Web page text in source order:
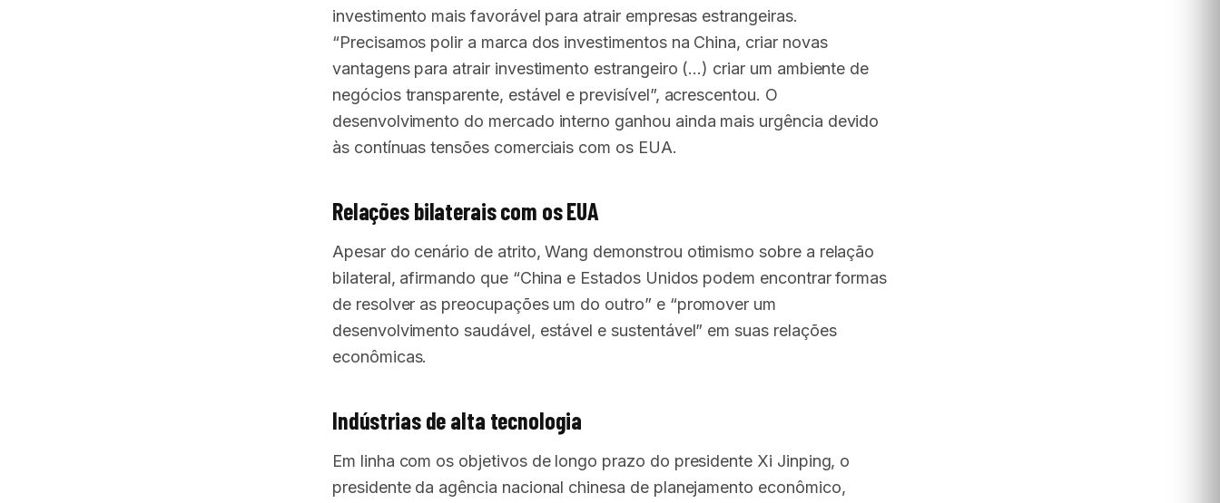
investimento mais favorável para atrair empresas estrangeiras.
“Precisamos polir a marca dos investimentos na China, criar novas
vantagens para atrair investimento estrangeiro (…) criar um ambiente de
negócios transparente, estável e previsível”, acrescentou. O
desenvolvimento do mercado interno ganhou ainda mais urgência devido
às contínuas tensões comerciais com os EUA.
Relações bilaterais com os EUA
Apesar do cenário de atrito, Wang demonstrou otimismo sobre a relação
bilateral, afirmando que “China e Estados Unidos podem encontrar formas
de resolver as preocupações um do outro” e “promover um
desenvolvimento saudável, estável e sustentável” em suas relações
econômicas.
Indústrias de alta tecnologia
Em linha com os objetivos de longo prazo do presidente Xi Jinping, o
presidente da agência nacional chinesa de planejamento econômico,